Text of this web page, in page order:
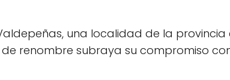
una localidad de la provincia
renombre subraya su compromiso